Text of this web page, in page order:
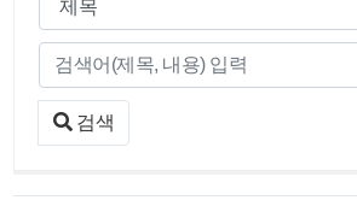
검색